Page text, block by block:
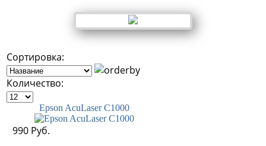
Сортировка:
Количество:
Epson AcuLaser C1000
990 Руб.